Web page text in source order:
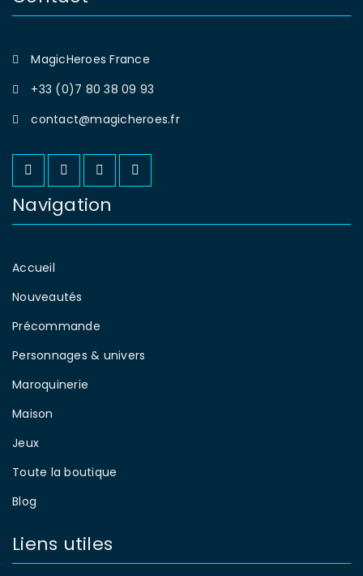
MagicHeroes France
+33 (0)7 80 38 09 93
contact@magicheroes.fr
Navigation
Accueil
Nouveautés
Précommande
Personnages & univers
Maroquinerie
Maison
Jeux
Toute la boutique
Blog
Liens utiles